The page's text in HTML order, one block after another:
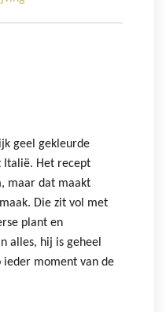
geel gekleurde
Het recept
maar dat maakt
Die zit vol met
plant en
alles, hij is geheel
ieder moment van de